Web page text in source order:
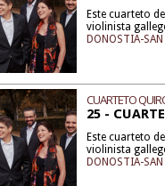
Este cuarteto
violinista
DONOSTIA-SAN
CUARTETO
25 -
Este cuarteto
violinista
DONOSTIA-SAN